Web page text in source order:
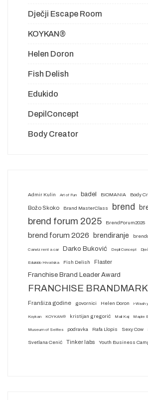
Dječji Escape Room
KOYKAN®
Helen Doron
Fish Delish
Edukido
DepilConcept
Body Creator
Admir Kulin Art of Fun badel BIOMANIA Body
Božo Skoko Brand MasterClass brend
brend forum 2025 BrendForum2025
brend forum 2026 brendiranje
Carwiz rent a car Darko Buković Depil Concept
Edukido Hrvatska Fish Delish Flaster
Franchise Brand Leader Award
FRANCHISE
Franšiza godine govornici Helen Doron i-Wash
Koykan KOYKAN® kristijan gregorić Mali Kaj Maple
Museum of Selfies podravka Rafa Llopis Sexy Cow
Svetlana Cenić Tinker labs Youth Business